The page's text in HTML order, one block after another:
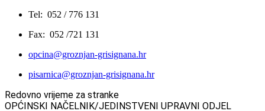
Tel: 052 / 776 131
Fax: 052 /721 131
opcina@groznjan-grisignana.hr
pisarnica@groznjan-grisignana.hr
Redovno vrijeme za stranke
OPĆINSKI NAČELNIK/JEDINSTVENI UPRAVNI ODJEL